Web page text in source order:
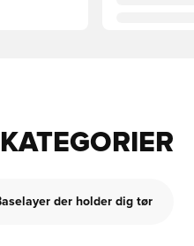
der holder dig tør